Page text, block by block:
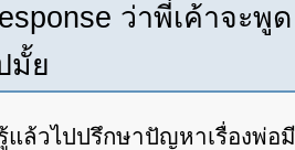
ว่าพี่เค้าจะพู
มั้ย
แล้วไปปรึกษาปัญหาเรื่องพ่